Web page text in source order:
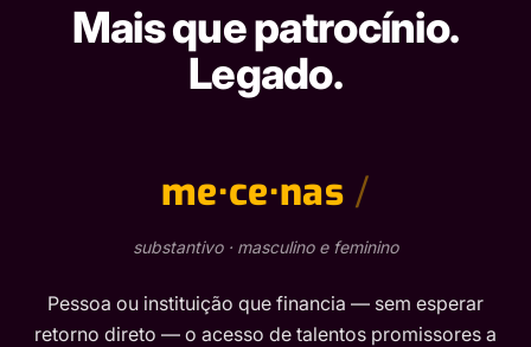
Mais que patrocínio.
Legado.
me·ce·nas
substantivo · masculino e feminino
Pessoa ou instituição que financia — sem esperar
retorno direto — o acesso de talentos promissores a